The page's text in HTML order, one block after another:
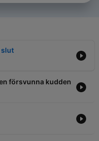
slut
försvunna kudden